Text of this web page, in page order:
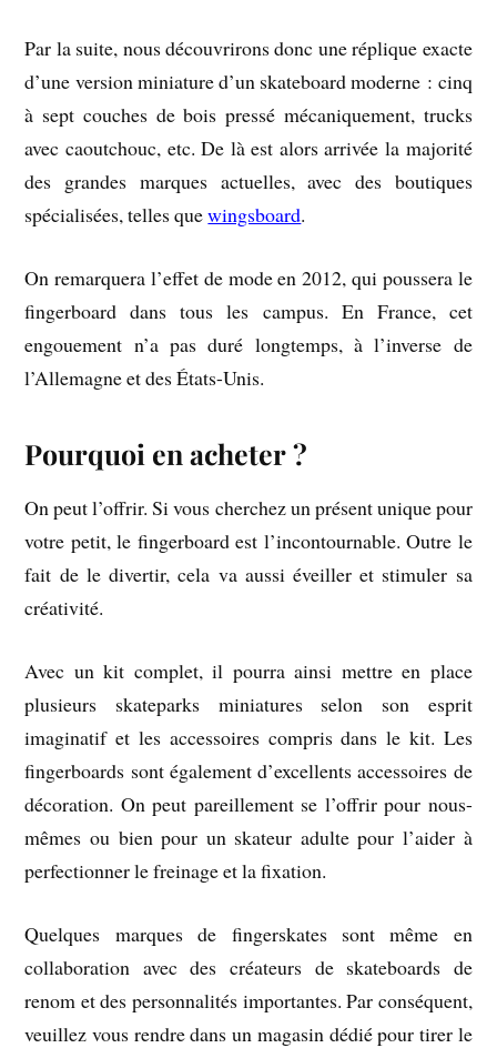
Par la suite, nous découvrirons donc une réplique exacte
d’une version miniature d’un skateboard moderne : cinq
à sept couches de bois pressé mécaniquement, trucks
avec caoutchouc, etc. De là est alors arrivée la majorité
des grandes marques actuelles, avec des boutiques
spécialisées, telles quewingsboard.
On remarquera l’effet de mode en 2012, qui poussera le
fingerboard dans tous les campus. En France, cet
engouement n’a pas duré longtemps, à l’inverse de
l’Allemagne et des États-Unis.
Pourquoi en acheter ?
On peut l’offrir. Si vous cherchez un présent unique pour
votre petit, le fingerboard est l’incontournable. Outre le
fait de le divertir, cela va aussi éveiller et stimuler sa
créativité.
Avec un kit complet, il pourra ainsi mettre en place
plusieurs skateparks miniatures selon son esprit
imaginatif et les accessoires compris dans le kit. Les
fingerboards sont également d’excellents accessoires de
décoration. On peut pareillement se l’offrir pour nous-
mêmes ou bien pour un skateur adulte pour l’aider à
perfectionner le freinage et la fixation.
Quelques marques de fingerskates sont même en
collaboration avec des créateurs de skateboards de
renom et des personnalités importantes. Par conséquent,
veuillez vous rendre dans un magasin dédié pour tirer le